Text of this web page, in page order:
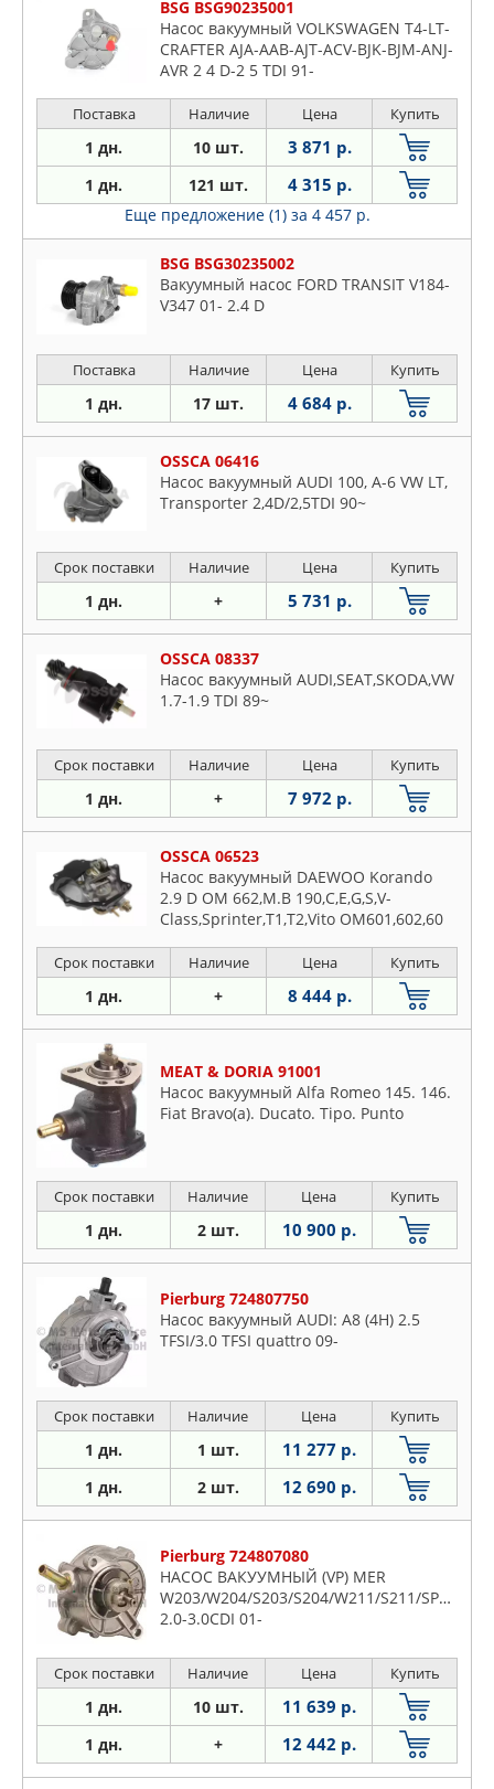
BSG BSG90235001
Насос вакуумный VOLKSWAGEN T4-LT-
CRAFTER AJA-AAB-AJT-ACV-BJK-BJM-ANJ-
AVR 2 4 D-2 5 TDI 91-
Поставка Наличие Цена Купить
1 дн. 10 шт. 3 871 р.
1 дн. 121 шт. 4 315 р.
Еще предложение (1) за 4 457 р.
BSG BSG30235002
Вакуумный насос FORD TRANSIT V184-
V347 01- 2.4 D
Поставка Наличие Цена Купить
1 дн. 17 шт. 4 684 р.
OSSCA 06416
Насос вакуумный AUDI 100, A-6 VW LT,
Transporter 2,4D/2,5TDI 90~
Срок поставки Наличие Цена Купить
1 дн. + 5 731 р.
OSSCA 08337
Насос вакуумный AUDI,SEAT,SKODA,VW
1.7-1.9 TDI 89~
Срок поставки Наличие Цена Купить
1 дн. + 7 972 р.
OSSCA 06523
Насос вакуумный DAEWOO Korando
2.9 D OM 662,M.B 190,C,E,G,S,V-
Class,Sprinter,T1,T2,Vito OM601,602,60
Срок поставки Наличие Цена Купить
1 дн. + 8 444 р.
MEAT & DORIA 91001
Насос вакуумный Alfa Romeo 145. 146.
Fiat Bravo(a). Ducato. Tipo. Punto
Срок поставки Наличие Цена Купить
1 дн. 2 шт. 10 900 р.
Pierburg 724807750
Насос вакуумный AUDI: A8 (4H) 2.5
TFSI/3.0 TFSI quattro 09-
Срок поставки Наличие Цена Купить
1 дн. 1 шт. 11 277 р.
1 дн. 2 шт. 12 690 р.
Pierburg 724807080
НАСОС ВАКУУМНЫЙ (VP) MER
W203/W204/S203/S204/W211/S211/SPRINTER
2.0-3.0CDI 01-
Срок поставки Наличие Цена Купить
1 дн. 10 шт. 11 639 р.
1 дн. + 12 442 р.